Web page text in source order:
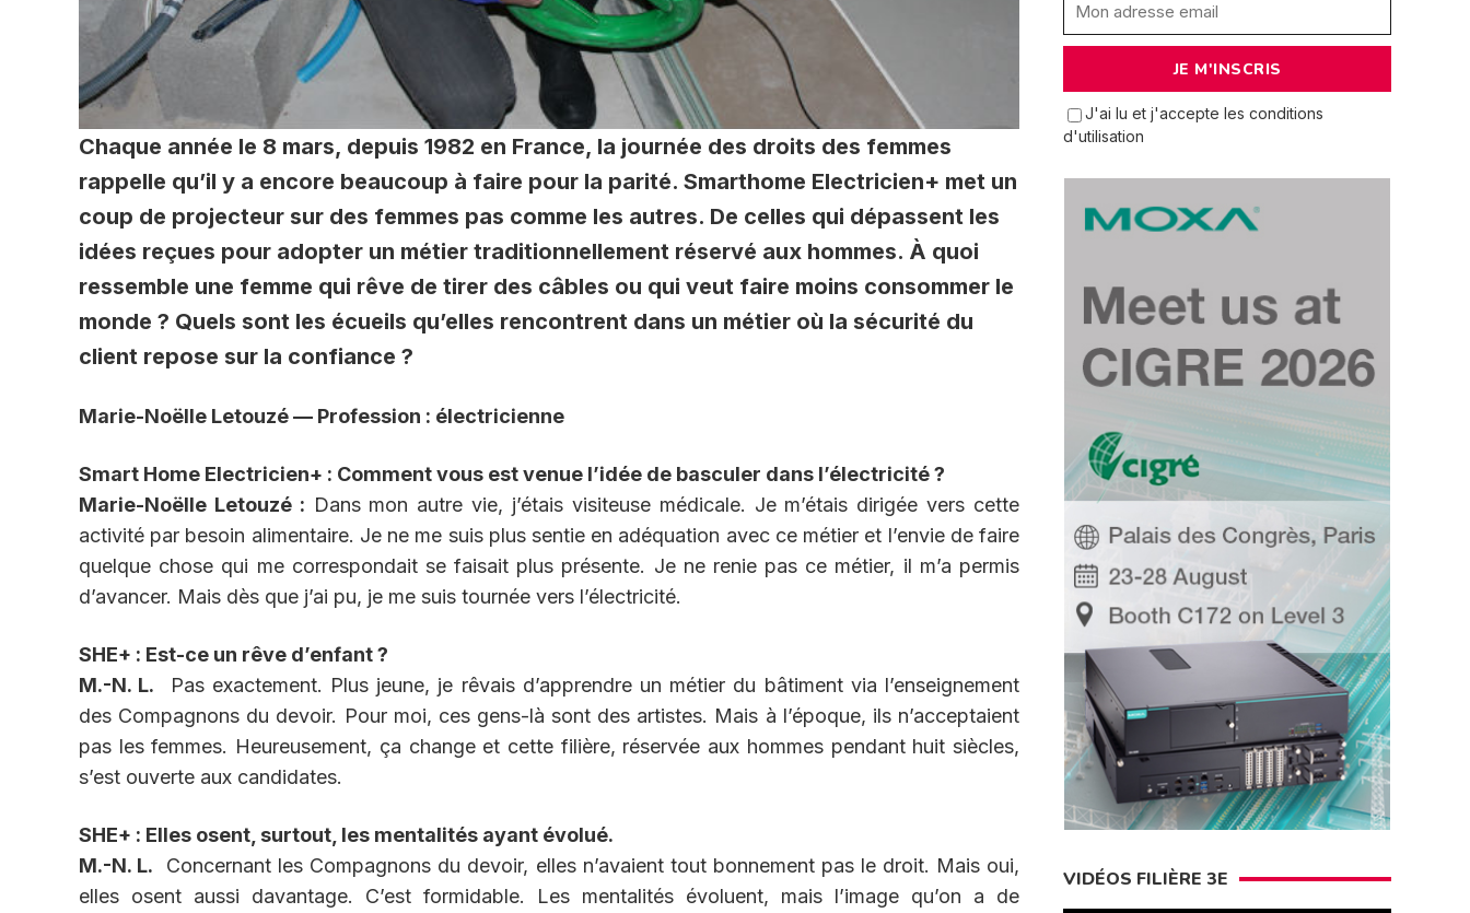
Chaque année le 8 mars, depuis 1982 en France, la journée des droits des femmes
rappelle qu’il y a encore beaucoup à faire pour la parité. Smarthome Electricien+ met un
coup de projecteur sur des femmes pas comme les autres. De celles qui dépassent les
idées reçues pour adopter un métier traditionnellement réservé aux hommes. À quoi
ressemble une femme qui rêve de tirer des câbles ou qui veut faire moins consommer le
monde ? Quels sont les écueils qu’elles rencontrent dans un métier où la sécurité du
client repose sur la confiance ?
Marie-Noëlle Letouzé — Profession : électricienne
Smart Home Electricien+ : Comment vous est venue l’idée de basculer dans l’électricité ?
Marie-Noëlle Letouzé : Dans mon autre vie, j’étais visiteuse médicale. Je m’étais dirigée vers cette
activité par besoin alimentaire. Je ne me suis plus sentie en adéquation avec ce métier et l’envie de faire
quelque chose qui me correspondait se faisait plus présente. Je ne renie pas ce métier, il m’a permis
d’avancer. Mais dès que j’ai pu, je me suis tournée vers l’électricité.
SHE+ : Est-ce un rêve d’enfant ?
M.-N. L. Pas exactement. Plus jeune, je rêvais d’apprendre un métier du bâtiment via l’enseignement
des Compagnons du devoir. Pour moi, ces gens-là sont des artistes. Mais à l’époque, ils n’acceptaient
pas les femmes. Heureusement, ça change et cette filière, réservée aux hommes pendant huit siècles,
s’est ouverte aux candidates.
SHE+ : Elles osent, surtout, les mentalités ayant évolué.
M.-N. L. Concernant les Compagnons du devoir, elles n’avaient tout bonnement pas le droit. Mais oui,
elles osent aussi davantage. C’est formidable. Les mentalités évoluent, mais l’image qu’on a de
J'ai lu et j'accepte les conditions
d'utilisation
VIDÉOS FILIÈRE 3E